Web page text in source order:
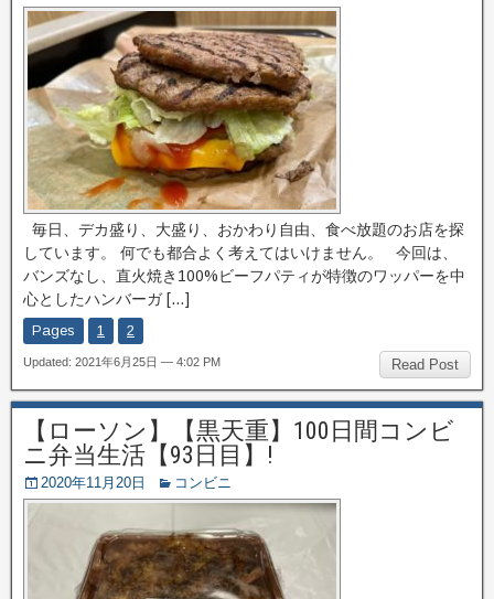
毎日、デカ盛り、大盛り、おかわり自由、食べ放題のお店を探
しています。 何でも都合よく考えてはいけません。 今回は、
バンズなし、直火焼き100%ビーフパティが特徴のワッパーを中
心としたハンバーガ […]
Pages 1 2
Read Post
Updated: 2021年6月25日 — 4:02 PM
【ローソン】【黒天重】100日間コンビ
ニ弁当生活【93日目】!
2020年11月20日 コンビニ